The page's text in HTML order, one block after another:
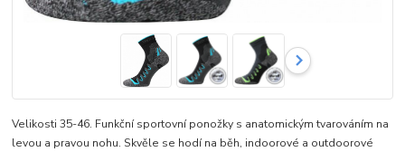
Velikosti 35-46. Funkční sportovní ponožky s anatomickým tvarováním na
levou a pravou nohu. Skvěle se hodí na běh, indoorové a outdoorové